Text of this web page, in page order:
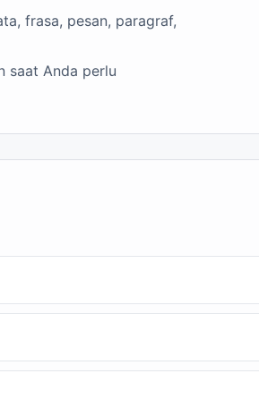
frasa, pesan, paragraf,
saat Anda perlu